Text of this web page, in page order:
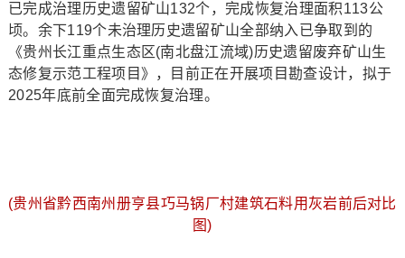
已完成治理历史遗留矿山132个，完成恢复治理面积113公
顷。余下119个未治理历史遗留矿山全部纳入已争取到的
《贵州长江重点生态区(南北盘江流域)历史遗留废弃矿山生
态修复示范工程项目》，目前正在开展项目勘查设计，拟于
2025年底前全面完成恢复治理。
(贵州省黔西南州册亨县巧马锅厂村建筑石料用灰岩前后对比
图)